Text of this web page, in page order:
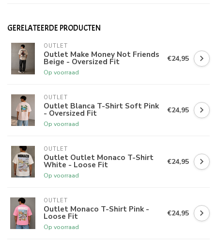
GERELATEERDE PRODUCTEN
OUTLET
Outlet Make Money Not Friends
Beige - Oversized Fit
Op voorraad
€24,95
OUTLET
Outlet Blanca T-Shirt Soft Pink
- Oversized Fit
Op voorraad
€24,95
OUTLET
Outlet Outlet Monaco T-Shirt
White - Loose Fit
Op voorraad
€24,95
OUTLET
Outlet Monaco T-Shirt Pink -
Loose Fit
Op voorraad
€24,95